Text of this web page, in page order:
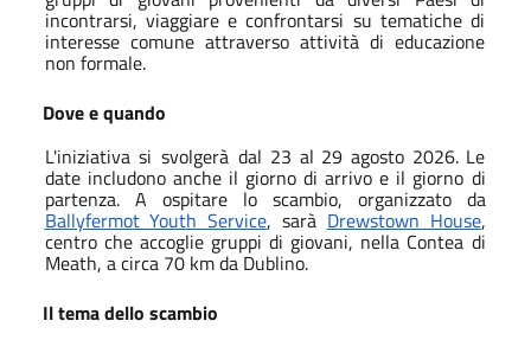
incontrarsi, viaggiare e confrontarsi su tematiche di
interesse comune attraverso attività di educazione
non formale.
Dove e quando
L'iniziativa si svolgerà dal 23 al 29 agosto 2026. Le
date includono anche il giorno di arrivo e il giorno di
partenza. A ospitare lo scambio, organizzato da
Ballyfermot Youth Service, sarà Drewstown House,
centro che accoglie gruppi di giovani, nella Contea di
Meath, a circa 70 km da Dublino.
Il tema dello scambio